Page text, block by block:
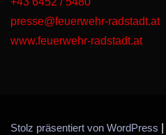
presse@feuerwehr-radstadt.at
www.feuerwehr-radstadt.at
Stolz präsentiert von WordPress